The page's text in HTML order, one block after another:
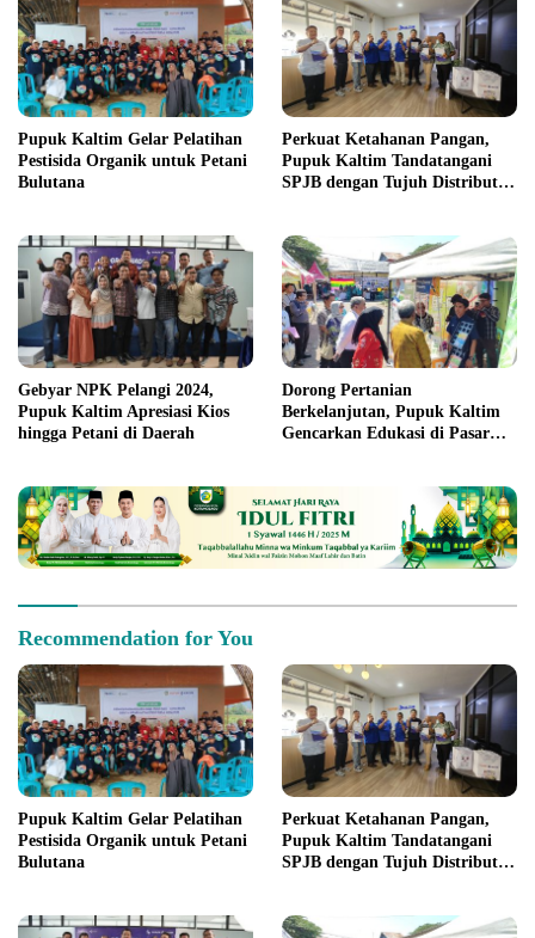
Pupuk Kaltim Gelar Pelatihan
Pestisida Organik untuk Petani
Bulutana
Perkuat Ketahanan Pangan,
Pupuk Kaltim Tandatangani
SPJB dengan Tujuh Distributor
Gebyar NPK Pelangi 2024,
Pupuk Kaltim Apresiasi Kios
hingga Petani di Daerah
Dorong Pertanian
Berkelanjutan, Pupuk Kaltim
Gencarkan Edukasi di Pasar
Recommendation for You
Pupuk Kaltim Gelar Pelatihan
Pestisida Organik untuk Petani
Bulutana
Perkuat Ketahanan Pangan,
Pupuk Kaltim Tandatangani
SPJB dengan Tujuh Distributor